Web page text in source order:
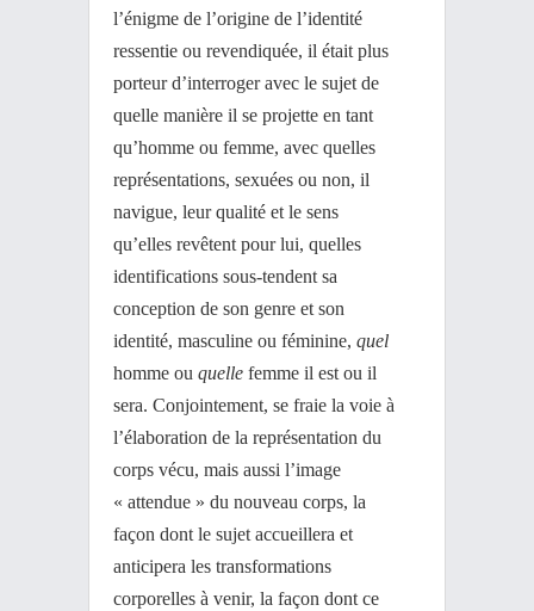
l’énigme de l’origine de l’identité
ressentie ou revendiquée, il était plus
porteur d’interroger avec le sujet de
quelle manière il se projette en tant
qu’homme ou femme, avec quelles
représentations, sexuées ou non, il
navigue, leur qualité et le sens
qu’elles revêtent pour lui, quelles
identifications sous-tendent sa
conception de son genre et son
identité, masculine ou féminine, quel
homme ou quelle femme il est ou il
sera. Conjointement, se fraie la voie à
l’élaboration de la représentation du
corps vécu, mais aussi l’image
« attendue » du nouveau corps, la
façon dont le sujet accueillera et
anticipera les transformations
corporelles à venir, la façon dont ce